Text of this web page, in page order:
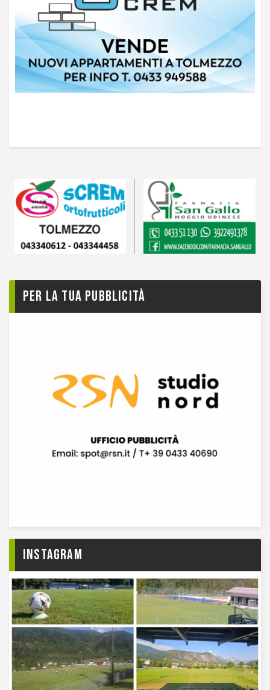
Per la tua pubblicità
Instagram